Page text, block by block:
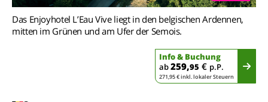
Das Enjoyhotel L’Eau Vive liegt in den belgischen Ardennen,
mitten im Grünen und am Ufer der Semois.
Info & Buchung
ab259,95 € p.P.
271,95 € inkl. lokaler Steuern